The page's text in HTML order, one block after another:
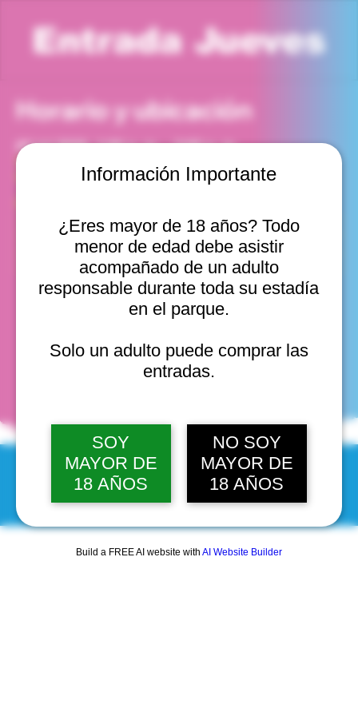
Información Importante
¿Eres mayor de 18 años? Todo
menor de edad debe asistir
acompañado de un adulto
responsable durante toda su estadía
en el parque.
Solo un adulto puede comprar las
entradas.
SOY
MAYOR DE
18 AÑOS
NO SOY
MAYOR DE
18 AÑOS
Build a FREE AI website with AI Website Builder
Entrada Jueves
Horario y ubicación
23 jul 2026, 1:00 p. m. – 2:00 p. m.
Viña del Mar, Cam. Internacional 2440, Viña del Mar,
Valparaíso, Chile
jue, 13 ago, 10:00 a. m.
jue, 13 ago, 11:00 a. m.
jue, 13 ago, 12:00 p. m.
Ver 10
fechas
© 2025 by Scantastic.